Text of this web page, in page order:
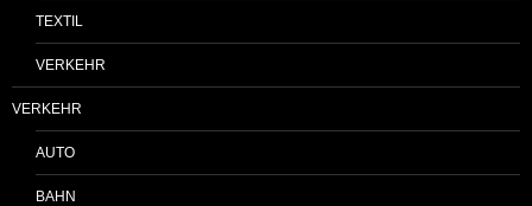
TEXTIL
VERKEHR
VERKEHR
AUTO
BAHN